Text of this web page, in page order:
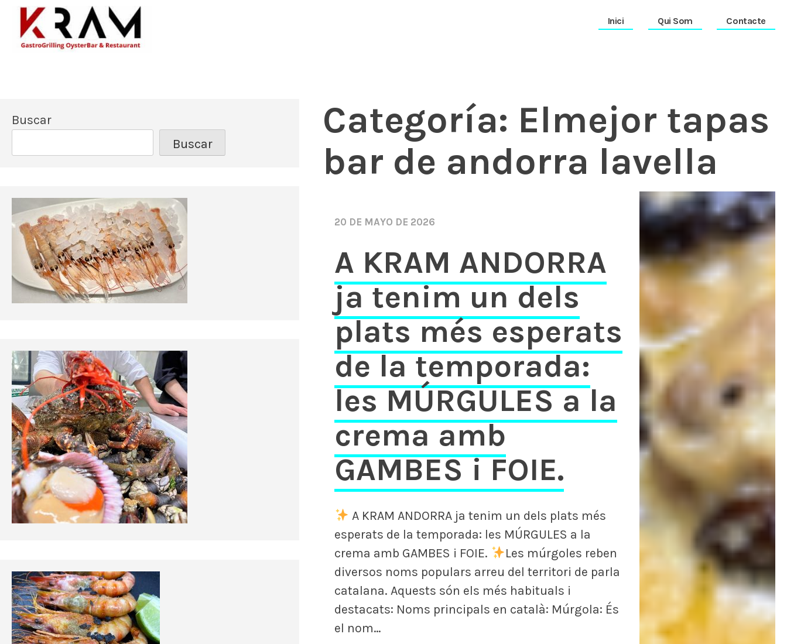
Inici Qui Som Contacte
Categoría: Elmejor tapas
bar de andorra lavella
20 DE MAYO DE 2026
A KRAM ANDORRA
ja tenim un dels
plats més esperats
de la temporada:
les MÚRGULES a la
crema amb
GAMBES i FOIE.
A KRAM ANDORRA ja tenim un dels plats més
esperats de la temporada: les MÚRGULES a la
crema amb GAMBES i FOIE.
Les múrgoles reben
diversos noms populars arreu del territori de parla
catalana. Aquests són els més habituals i
destacats: Noms principals en català: Múrgola: És
el nom…
Buscar
Buscar